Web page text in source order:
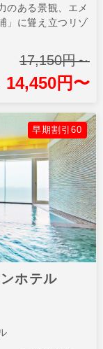
のある景観、エメ
」に聳え立つリゾ
17,150円～
14,450円〜
早期割引60
ホテル